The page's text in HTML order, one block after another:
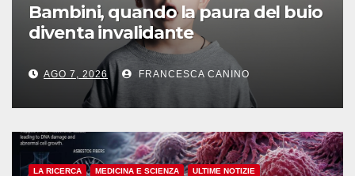
Bambini, quando la paura del buio
diventa invalidante
AGO 7, 2026 FRANCESCA CANINO
LA RICERCA MEDICINA E SCIENZA ULTIME NOTIZIE